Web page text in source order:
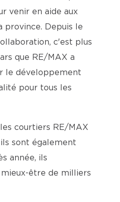
venir en aide aux
province. Depuis le
c'est plus
que RE/MAX a
le développement
pour tous les
courtiers RE/MAX
sont également
année, ils
être de milliers